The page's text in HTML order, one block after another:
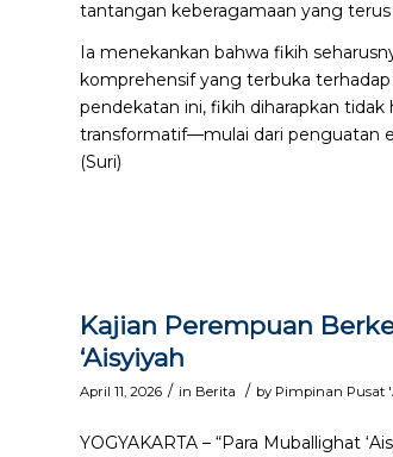
tantangan keberagamaan yang
Ia menekankan bahwa fikih
komprehensif yang terbuka
pendekatan ini, fikih diharapkan
transformatif—mulai dari penguatan
(Suri)
Kajian Perempuan
‘Aisyiyah
April 11, 2026 / in Berita / by Pimpinan Pusat
YOGYAKARTA – “Para Muballighat